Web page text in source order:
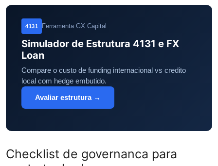
4131 Ferramenta GX Capital
Simulador de Estrutura 4131 e FX
Loan
Compare o custo de funding internacional vs credito
local com hedge embutido.
Avaliar estrutura →
Checklist de governanca para